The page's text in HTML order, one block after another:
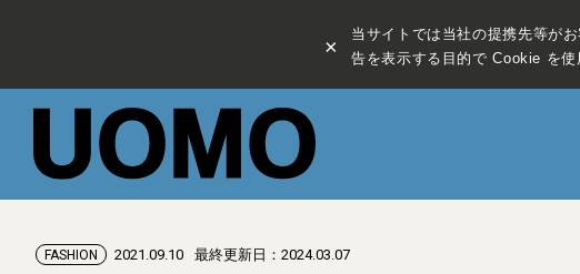
×
当サイトでは当社の提携先等が
告を表示する目的で Cookie を使
FASHION 2021.09.10 最終更新日：2024.03.07